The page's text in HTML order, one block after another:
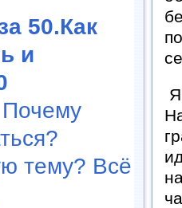
50.Как
и
тему? Всё